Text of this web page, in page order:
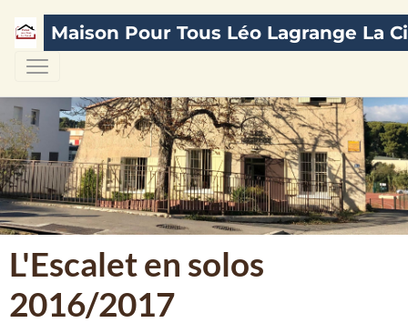
Maison Pour Tous Léo Lagrange La
L'Escalet en solos
2016/2017